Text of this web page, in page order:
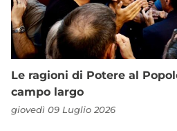
Le ragioni di Potere al
campo largo
giovedì 09 Luglio 2026